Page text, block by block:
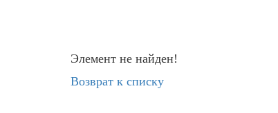
Элемент не найден!
Возврат к списку